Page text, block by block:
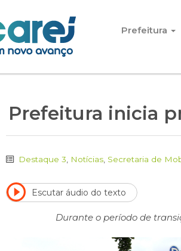
Prefeitura
Prefeitura inicia
Destaque 3 Notícias Secretaria de
Escutar áudio do texto
Durante o período de